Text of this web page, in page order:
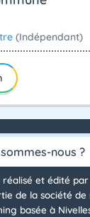
(Indépendant)
nous ?
et édité
de la société
basée à